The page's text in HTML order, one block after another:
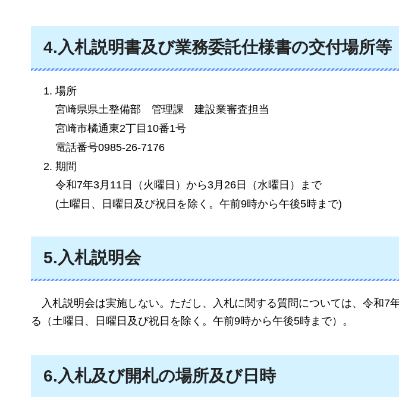
4.入札説明書及び業務委託仕様書の交付場所等
場所
宮崎県県土整備部
管理課 建設業審査担当
宮崎市橘通東2丁目10番1号
電話番号0985-26-7176
期間
令和7年3月11日（火曜日）から3月26日（水曜日）まで
(土曜日、日曜日及び祝日を除く。午前9時から午後5時まで)
5.入札説明会
入札説明会は実施しない。ただし、入札に関する質問については、令和7
る（土曜日、日曜日及び祝日を除く。午前9時から午後5時まで）。
6.入札及び開札の場所及び日時